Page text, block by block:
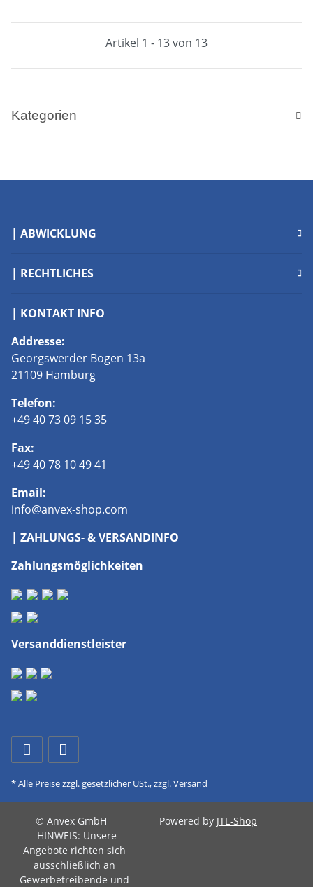
Artikel 1 - 13 von 13
Kategorien
| ABWICKLUNG
| RECHTLICHES
| KONTAKT INFO
Addresse:
Georgswerder Bogen 13a
21109 Hamburg
Telefon:
+49 40 73 09 15 35
Fax:
+49 40 78 10 49 41
Email:
info@anvex-shop.com
| ZAHLUNGS- & VERSANDINFO
Zahlungsmöglichkeiten
Versanddienstleister
* Alle Preise zzgl. gesetzlicher USt., zzgl.Versand
© Anvex GmbH
HINWEIS: Unsere
Angebote richten sich
ausschließlich an
Gewerbetreibende und
Powered by JTL-Shop